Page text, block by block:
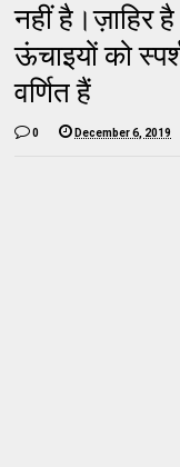
नहीं है।ज़ाहिर
ऊंचाइयों को
वर्णित हैं
0 December 6, 2019